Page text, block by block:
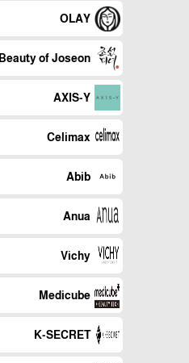
OLAY
Beauty of Joseon
AXIS-Y
Celimax
Abib
Anua
Vichy
Medicube
K-SECRET